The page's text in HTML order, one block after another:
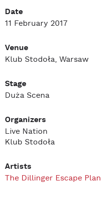
Date
11 February 2017
Venue
Klub Stodoła, Warsaw
Stage
Duża Scena
Organizers
Live Nation
Klub Stodoła
Artists
The Dillinger Escape Plan